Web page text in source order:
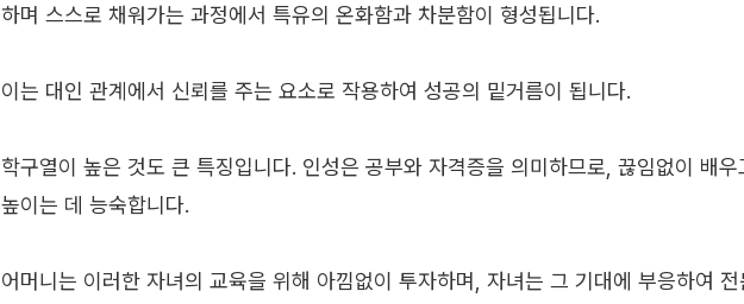
하며 스스로 채워가는 과정에서 특유의 온화함과 차분함이 형성됩니다.
이는 대인 관계에서 신뢰를 주는 요소로 작용하여 성공의 밑거름이 됩니다.
학구열이 높은 것도 큰 특징입니다. 인성은 공부와 자격증을 의미하므로, 끊임없이 배
높이는 데 능숙합니다.
어머니는 이러한 자녀의 교육을 위해 아낌없이 투자하며, 자녀는 그 기대에 부응하여